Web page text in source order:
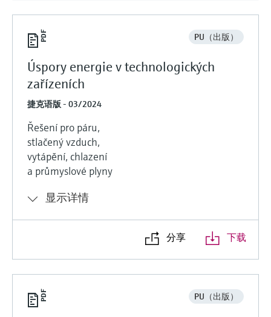
PU（出版）
Úspory energie v technologických
zařízeních
捷克语版 - 03/2024
Řešení pro páru,
stlačený vzduch,
vytápění, chlazení
a průmyslové plyny
显示详情
分享 下载
PU（出版）